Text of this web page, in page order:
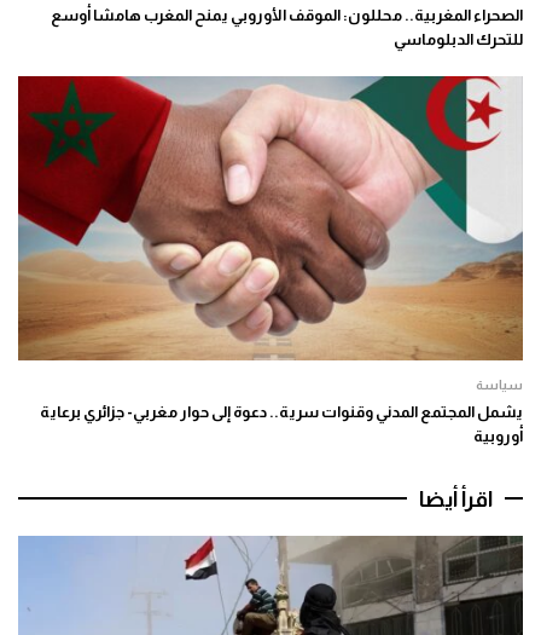
الصحراء المغربية.. محللون: الموقف الأوروبي يمنح المغرب هامشا أوسع
للتحرك الدبلوماسي
سياسة
يشمل المجتمع المدني وقنوات سرية.. دعوة إلى حوار مغربي- جزائري برعاية
أوروبية
اقرأ أيضا